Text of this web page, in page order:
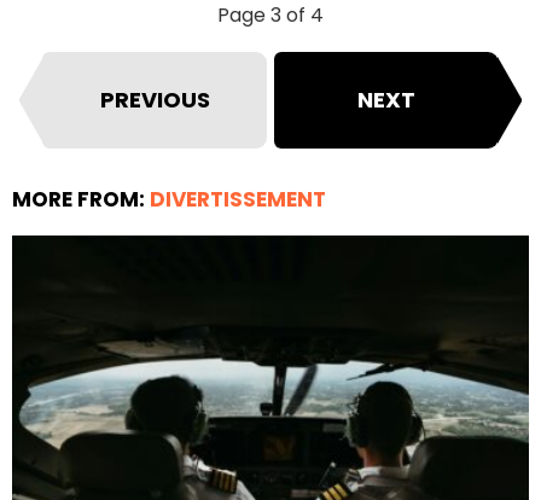
Page 3 of 4
PREVIOUS NEXT
MORE FROM: DIVERTISSEMENT